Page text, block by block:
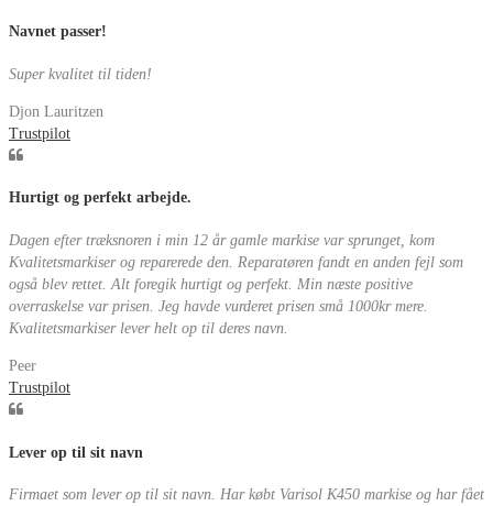
Navnet passer!
Super kvalitet til tiden!
Djon Lauritzen
Trustpilot
Hurtigt og perfekt arbejde.
Dagen efter træksnoren i min 12 år gamle markise var sprunget, kom
Kvalitetsmarkiser og reparerede den. Reparatøren fandt en anden fejl som
også blev rettet. Alt foregik hurtigt og perfekt. Min næste positive
overraskelse var prisen. Jeg havde vurderet prisen små 1000kr mere.
Kvalitetsmarkiser lever helt op til deres navn.
Peer
Trustpilot
Lever op til sit navn
Firmaet som lever op til sit navn. Har købt Varisol K450 markise og har fået